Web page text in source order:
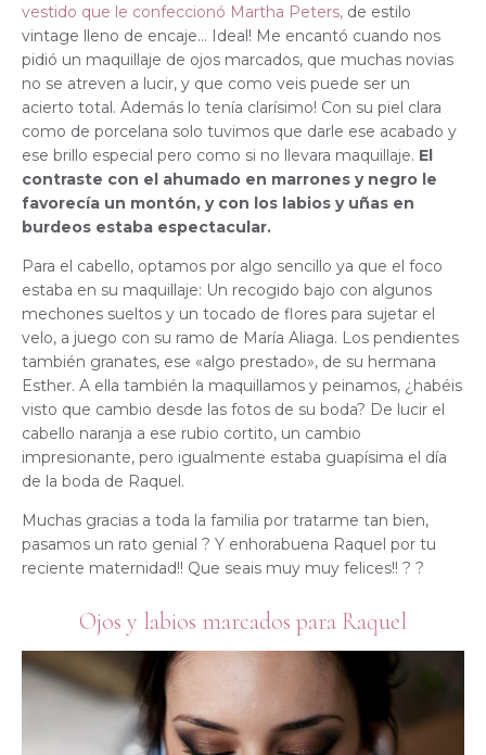
vestido que le confeccionó Martha Peters, de estilo
vintage lleno de encaje… Ideal! Me encantó cuando nos
pidió un maquillaje de ojos marcados, que muchas novias
no se atreven a lucir, y que como veis puede ser un
acierto total. Además lo tenía clarísimo! Con su piel clara
como de porcelana solo tuvimos que darle ese acabado y
ese brillo especial pero como si no llevara maquillaje. El
contraste con el ahumado en marrones y negro le
favorecía un montón, y con los labios y uñas en
burdeos estaba espectacular.
Para el cabello, optamos por algo sencillo ya que el foco
estaba en su maquillaje: Un recogido bajo con algunos
mechones sueltos y un tocado de flores para sujetar el
velo, a juego con su ramo de María Aliaga. Los pendientes
también granates, ese «algo prestado», de su hermana
Esther. A ella también la maquillamos y peinamos, ¿habéis
visto que cambio desde las fotos de su boda? De lucir el
cabello naranja a ese rubio cortito, un cambio
impresionante, pero igualmente estaba guapísima el día
de la boda de Raquel.
Muchas gracias a toda la familia por tratarme tan bien,
pasamos un rato genial ? Y enhorabuena Raquel por tu
reciente maternidad!! Que seais muy muy felices!! ? ?
Ojos y labios marcados para Raquel